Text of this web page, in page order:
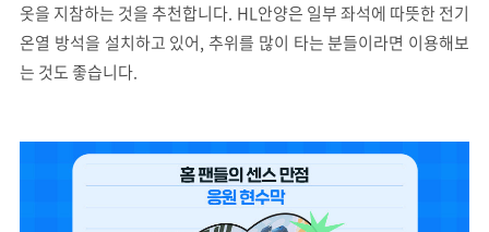
옷을 지참하는 것을 추천합니다. HL안양은 일부 좌석에 따뜻한 전기
온열 방석을 설치하고 있어, 추위를 많이 타는 분들이라면 이용해보
는 것도 좋습니다.